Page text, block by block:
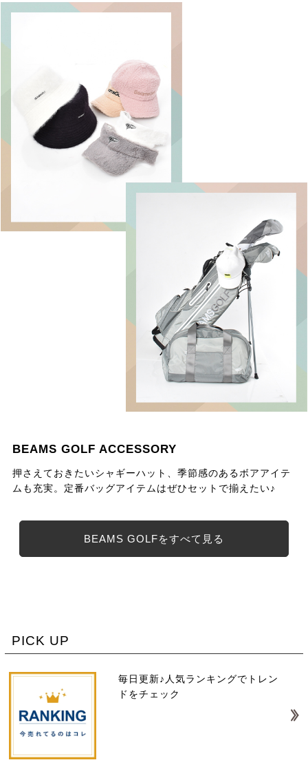
BEAMS GOLF ACCESSORY
押さえておきたいシャギーハット、季節感のあるボアアイテ
ムも充実。定番バッグアイテムはぜひセットで揃えたい♪
BEAMS GOLFをすべて見る
PICK UP
毎日更新♪人気ランキングでトレン
ドをチェック